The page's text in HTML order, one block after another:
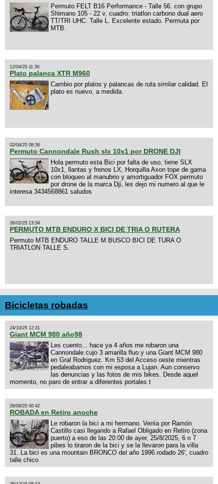
Permuto FELT B16 Performance - Talle 56. con grupo
Shimano 105 - 22 v, cuadro: triatlon carbono dual aero
TT/TRI UHC. Talle L. Excelente estado. Permuta por
MTB.
12/04/25 11:30
Plato palanca XTR M960
Cambio por platos y palancas de ruta similar calidad. El
plato es nuevo, a medida.
02/04/25 08:36
Permuto Cannondale Rush slx 10x1 por DRONE DJI
Hola permuto esta Bici por falta de uso, tiene SLX
10x1, llantas y frenos LX, Horquilla Axon tope de gama
con bloqueo al manubrio y amortiguador FOX permuto
por drone de la marca Dji, les dejo mi numero al que le
interesa 3434568861 saludos
26/02/25 13:54
PERMUTO MTB ENDURO X BICI DE TRIA O RUTERA
Permuto MTB ENDURO TALLE M BUSCO BICI DE TURA O
TRIATLON TALLE S.
Bicicletas robadas
24/10/25 12:31
Giant MCM 980 año98
Les cuento... hace ya 4 años me robaron una
Cannondale cujo 3 amarilla fluo y una Giant MCM 980
en Gral Rodriguez. Km 53 del Acceso oeste mientras
pedaleabamos con mi esposa a Lujan. Aun conservo
las denuncias y las fotos de mis bikes. Desde aquel
momento, no paro de entrar a diferentes portales t
26/08/25 00:42
ROBADA en Retiro anoche
Le robaron la bici a mi hermano. Venía por Ramón
Castillo casi llegando a Rafael Obligado en Retiro (zona
puerto) a eso de las 20:00 de ayer, 25/8/2025, 6 o 7
pibes lo tiraron de la bici y se la llevaron para la villa
31. La bici es una mountain BRONCO del año 1996 rodado 26', cuadro
talle chico